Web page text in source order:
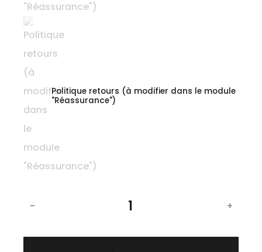
Politique retours (à modifier dans le module
"Réassurance")
- +